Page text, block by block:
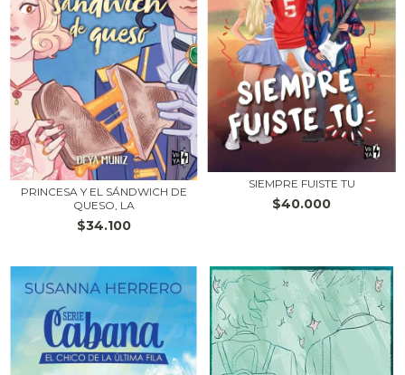
PRINCESA Y EL SÁNDWICH DE
QUESO, LA
$34.100
SIEMPRE FUISTE TU
$40.000